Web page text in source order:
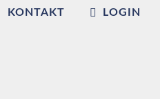
KONTAKT
LOGIN